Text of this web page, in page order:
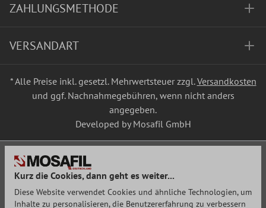
ZAHLUNGSMETHODE
VERSANDART
* Alle Preise inkl. gesetzl. Mehrwertsteuer zzgl.Versandkosten
und ggf. Nachnahmegebühren, wenn nicht anders
angegeben.
Developed by Mosafil GmbH
Kurz die Cookies, dann geht es weiter...
Diese Website verwendet Cookies und ähnliche Technologien, um
Inhalte zu personalisieren, die Benutzererfahrung zu verbessern